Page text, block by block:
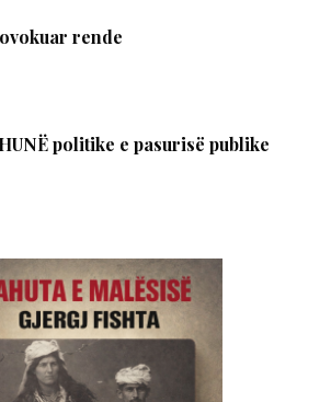
rende
politike e pasurisë publike